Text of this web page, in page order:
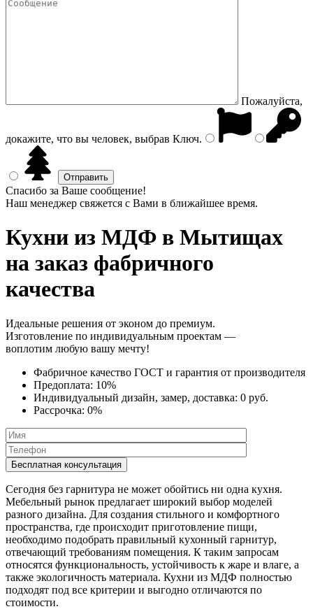
Пожалуйста,
докажите, что вы человек, выбрав Ключ.
Спасибо за Ваше сообщение!
Наш менеджер свяжется с Вами в ближайшее время.
Кухни из МДФ в Мытищах
на заказ фабричного
качества
Идеальные решения от эконом до премиум.
Изготовление по индивидуальным проектам —
воплотим любую вашу мечту!
Фабричное качество ГОСТ и гарантия от производителя
Предоплата: 10%
Индивидуальный дизайн, замер, доставка: 0 руб.
Рассрочка: 0%
Сегодня без гарнитура не может обойтись ни одна кухня.
Мебельный рынок предлагает широкий выбор моделей
разного дизайна. Для создания стильного и комфортного
пространства, где происходит приготовление пищи,
необходимо подобрать правильный кухонный гарнитур,
отвечающий требованиям помещения. К таким запросам
относятся функциональность, устойчивость к жаре и влаге, а
также экологичность материала. Кухни из МДФ полностью
подходят под все критерии и выгодно отличаются по
стоимости.